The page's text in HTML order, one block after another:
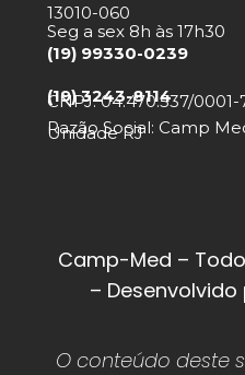
13010-060
Seg a sex 8h às 17h30
(19) 99330-0239
(19) 3243-8114
CNPJ: 04.470.537/0001-
Razão Social: Camp
Unidade RJ
Camp-Med –
– Desenvolvido
O conteúdo deste